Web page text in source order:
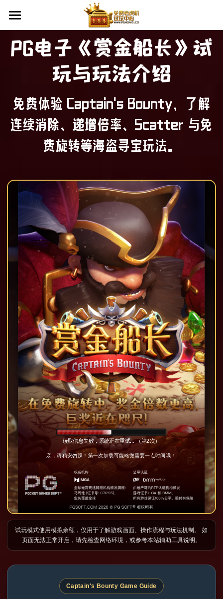
首页
老虎机教学
PG电子入门
老虎机怎么玩
RTP是什么？
平台资讯
试玩中心
试玩攻略
辅助工具
查看平台活动
PG电子《赏金船长》试
玩与玩法介绍
免费体验 Captain's Bounty，了解
连续消除、递增倍率、Scatter 与免
费旋转等海盗寻宝玩法。
试玩模式使用模拟余额，仅用于了解游戏画面、操作流程与玩法机制。 如
页面无法正常开启，请先检查网络环境，或参考本站辅助工具说明。
Captain's Bounty Game Guide
博客分类
所有博客分类
PG电子
PG电子优惠活动